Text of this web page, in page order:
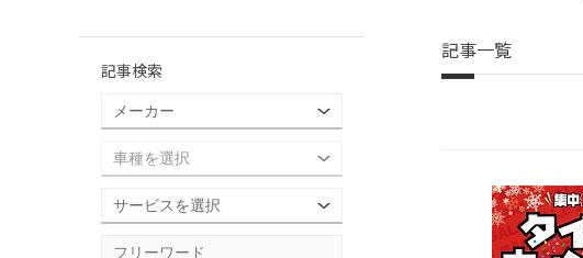
記事一覧
記事検索